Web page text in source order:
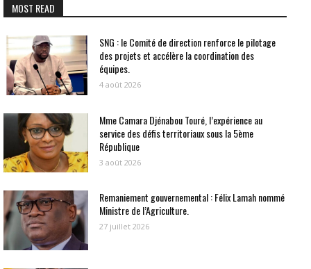
MOST READ
SNG : le Comité de direction renforce le pilotage
des projets et accélère la coordination des
équipes.
4 août 2026
Mme Camara Djénabou Touré, l’expérience au
service des défis territoriaux sous la 5ème
République
3 août 2026
Remaniement gouvernemental : Félix Lamah nommé
Ministre de l’Agriculture.
27 juillet 2026